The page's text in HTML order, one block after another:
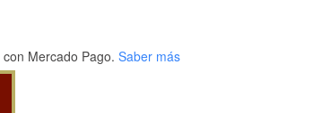
con Mercado Pago. Saber más